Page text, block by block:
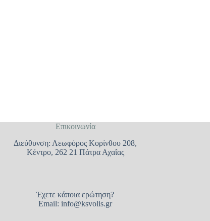
Επικοινωνία
Διεύθυνση: Λεωφόρος Κορίνθου 208,
Κέντρο, 262 21 Πάτρα Αχαΐας
Έχετε κάποια ερώτηση?
Email:info@ksvolis.gr